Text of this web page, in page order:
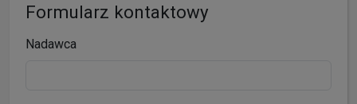
Formularz kontaktowy
Nadawca